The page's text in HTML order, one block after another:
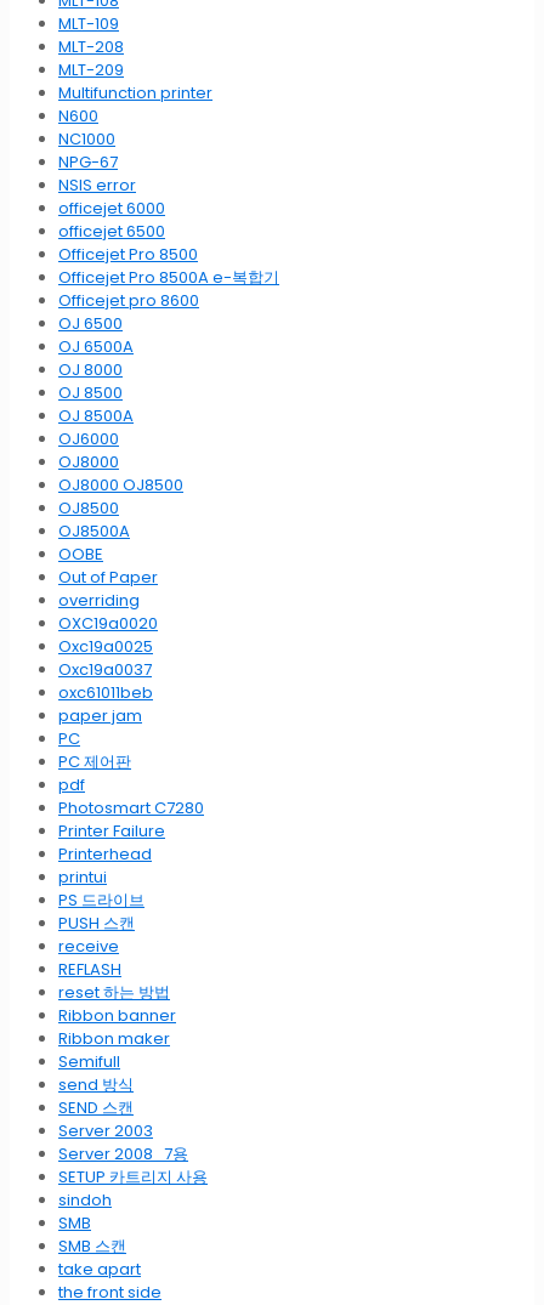
MLT-109
MLT-208
MLT-209
Multifunction printer
N600
NC1000
NPG-67
NSIS error
officejet 6000
officejet 6500
Officejet Pro 8500
Officejet Pro 8500A e-복합기
Officejet pro 8600
OJ 6500
OJ 6500A
OJ 8000
OJ 8500
OJ 8500A
OJ6000
OJ8000
OJ8000 OJ8500
OJ8500
OJ8500A
OOBE
Out of Paper
overriding
OXC19a0020
Oxc19a0025
Oxc19a0037
oxc61011beb
paper jam
PC
PC 제어판
pdf
Photosmart C7280
Printer Failure
Printerhead
printui
PS 드라이브
PUSH 스캔
receive
REFLASH
reset 하는 방법
Ribbon banner
Ribbon maker
Semifull
send 방식
SEND 스캔
Server 2003
Server 2008_7용
SETUP 카트리지 사용
sindoh
SMB
SMB 스캔
take apart
the front side